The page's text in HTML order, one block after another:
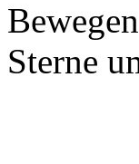
Sterne